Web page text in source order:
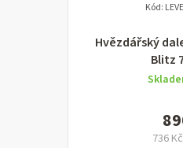
Hvězdářský
Blitz
736
Kód: